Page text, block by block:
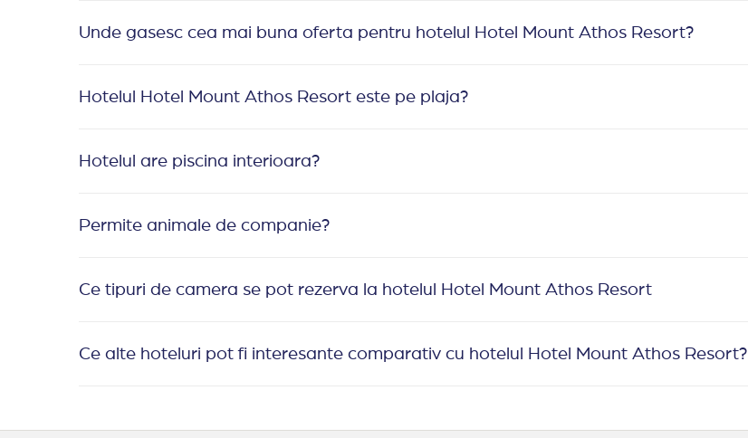
Unde gasesc cea mai buna oferta pentru hotelul Hotel Mount Athos Resort?
Hotelul Hotel Mount Athos Resort este pe plaja?
Hotelul are piscina interioara?
Permite animale de companie?
Ce tipuri de camera se pot rezerva la hotelul Hotel Mount Athos Resort
Ce alte hoteluri pot fi interesante comparativ cu hotelul Hotel Mount Athos Resort?